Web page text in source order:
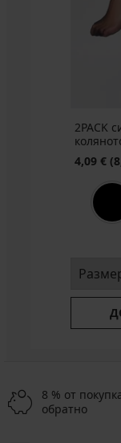
2PACK
4,09 €
8 % от
обратно